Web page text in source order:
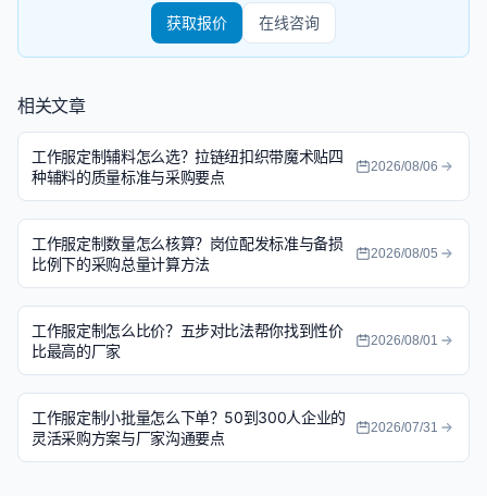
获取报价 在线咨询
相关文章
工作服定制辅料怎么选？拉链纽扣织带魔术贴四
种辅料的质量标准与采购要点
2026/08/06
工作服定制数量怎么核算？岗位配发标准与备损
比例下的采购总量计算方法
2026/08/05
工作服定制怎么比价？五步对比法帮你找到性价
比最高的厂家
2026/08/01
工作服定制小批量怎么下单？50到300人企业的
灵活采购方案与厂家沟通要点
2026/07/31